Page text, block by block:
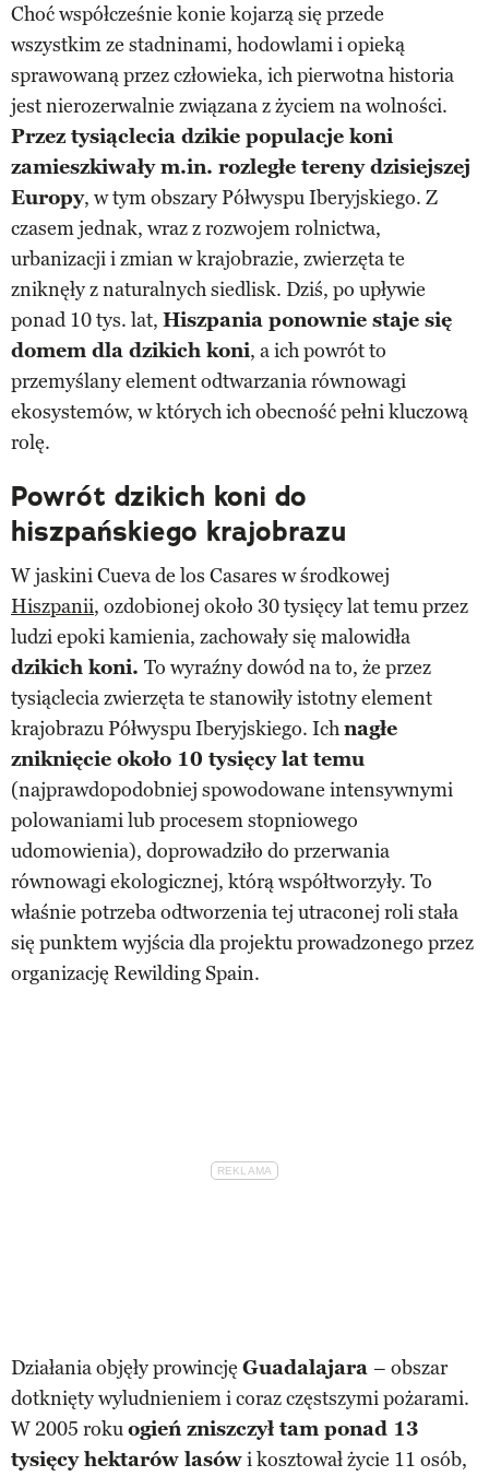
Choć współcześnie konie kojarzą się przede
wszystkim ze stadninami, hodowlami i opieką
sprawowaną przez człowieka, ich pierwotna historia
jest nierozerwalnie związana z życiem na wolności.
Przez tysiąclecia dzikie populacje koni
zamieszkiwały m.in. rozległe tereny dzisiejszej
Europy, w tym obszary Półwyspu Iberyjskiego. Z
czasem jednak, wraz z rozwojem rolnictwa,
urbanizacji i zmian w krajobrazie, zwierzęta te
zniknęły z naturalnych siedlisk. Dziś, po upływie
ponad 10 tys. lat, Hiszpania ponownie staje się
domem dla dzikich koni, a ich powrót to
przemyślany element odtwarzania równowagi
ekosystemów, w których ich obecność pełni kluczową
rolę.
Powrót dzikich koni do
hiszpańskiego krajobrazu
W jaskini Cueva de los Casares w środkowej
Hiszpanii, ozdobionej około 30 tysięcy lat temu przez
ludzi epoki kamienia, zachowały się malowidła
dzikich koni. To wyraźny dowód na to, że przez
tysiąclecia zwierzęta te stanowiły istotny element
krajobrazu Półwyspu Iberyjskiego. Ichnagłe
zniknięcie około 10 tysięcy lat temu
(najprawdopodobniej spowodowane intensywnymi
polowaniami lub procesem stopniowego
udomowienia), doprowadziło do przerwania
równowagi ekologicznej, którą współtworzyły. To
właśnie potrzeba odtworzenia tej utraconej roli stała
się punktem wyjścia dla projektu prowadzonego przez
organizację Rewilding Spain.
Działania objęły prowincję Guadalajara – obszar
dotknięty wyludnieniem i coraz częstszymi pożarami.
W 2005 rokuogień zniszczył tam ponad 13
tysięcy hektarów lasówi kosztował życie 11 osób,